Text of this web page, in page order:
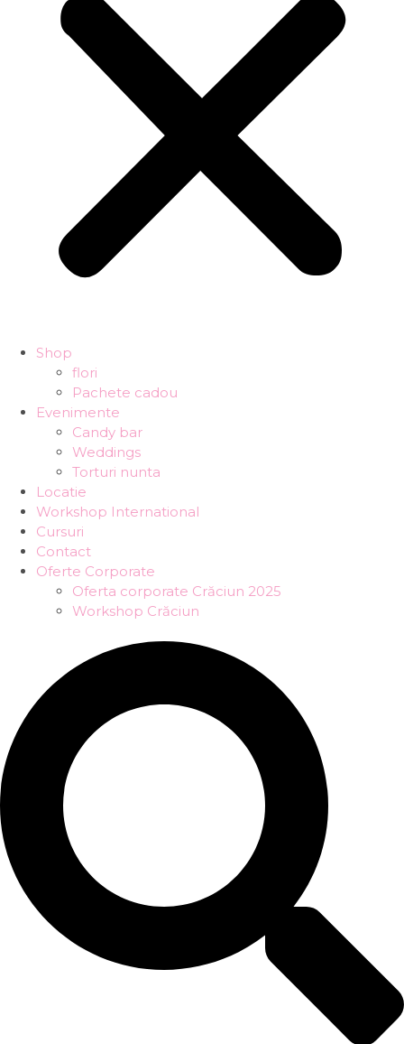
Shop
flori
Pachete cadou
Evenimente
Candy bar
Weddings
Torturi nunta
Locatie
Workshop International
Cursuri
Contact
Oferte Corporate
Oferta corporate Crăciun 2025
Workshop Crăciun